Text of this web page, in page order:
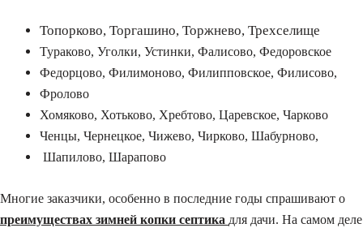
Топорково, Торгашино, Торжнево, Трехселище
Тураково, Уголки, Устинки, Фалисово, Федоровское
Федорцово, Филимоново, Филипповское, Филисово,
Фролово
Хомяково, Хотьково, Хребтово, Царевское, Чарково
Ченцы, Чернецкое, Чижево, Чирково, Шабурново,
Шапилово, Шарапово
Многие заказчики, особенно в последние годы спрашивают о
преимуществах зимней копки септика для дачи. На самом деле